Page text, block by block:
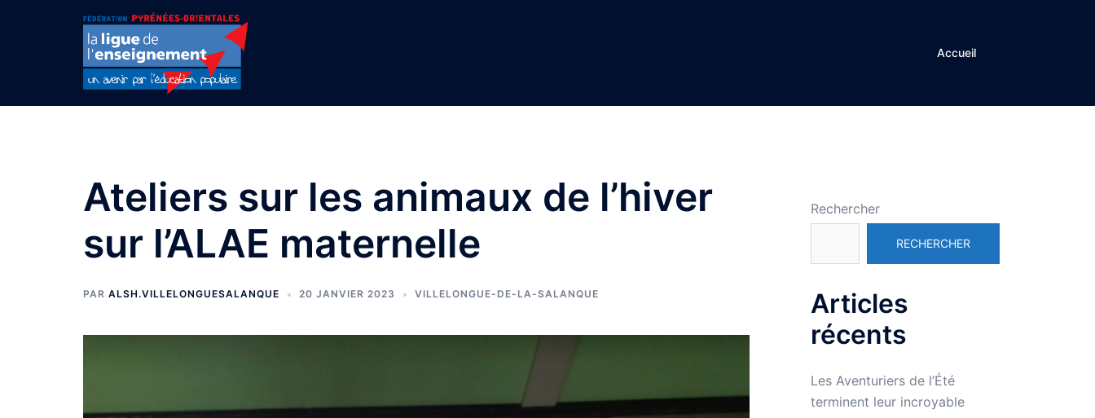
Accueil
Ateliers sur les animaux de l’hiver
sur l’ALAE maternelle
PAR ALSH.VILLELONGUESALANQUE 20 JANVIER 2023 VILLELONGUE-DE-LA-SALANQUE
Rechercher
RECHERCHER
Articles
récents
Les Aventuriers de l’Été
terminent leur incroyable